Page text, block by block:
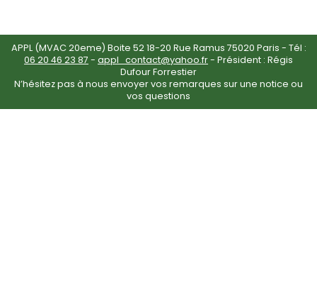
APPL (MVAC 20eme) Boite 52 18-20 Rue Ramus 75020 Paris - Tél :
06 20 46 23 87 - appl_contact@yahoo.fr- Président : Régis
Dufour Forrestier
N’hésitez pas à nous envoyer vos remarques sur une notice ou
vos questions